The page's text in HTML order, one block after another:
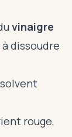
vinaigre
dissoudre
rouge,